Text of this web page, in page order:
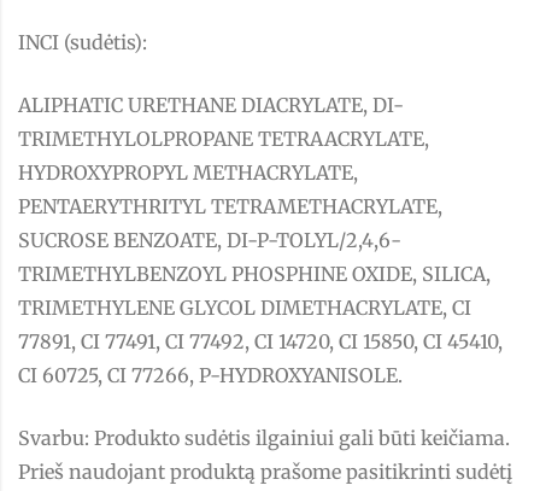
INCI (sudėtis):
ALIPHATIC URETHANE DIACRYLATE, DI-
TRIMETHYLOLPROPANE TETRAACRYLATE,
HYDROXYPROPYL METHACRYLATE,
PENTAERYTHRITYL TETRAMETHACRYLATE,
SUCROSE BENZOATE, DI-P-TOLYL/2,4,6-
TRIMETHYLBENZOYL PHOSPHINE OXIDE, SILICA,
TRIMETHYLENE GLYCOL DIMETHACRYLATE, CI
77891, CI 77491, CI 77492, CI 14720, CI 15850, CI 45410,
CI 60725, CI 77266, P-HYDROXYANISOLE.
Svarbu: Produkto sudėtis ilgainiui gali būti keičiama.
Prieš naudojant produktą prašome pasitikrinti sudėtį